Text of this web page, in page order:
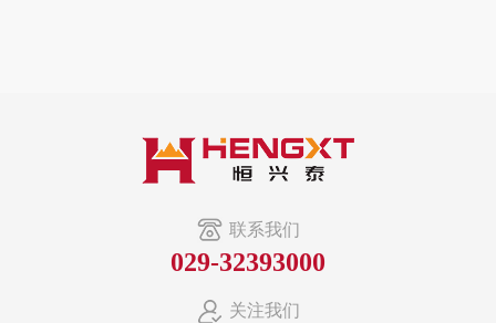
联系我们
029-32393000
关注我们